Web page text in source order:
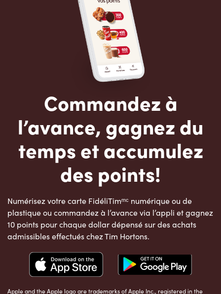
Commandez à
l’avance, gagnez du
temps et accumulez
des points!
Numérisez votre carte FidéliTimᵐᶜ numérique ou de
plastique ou commandez à l’avance via l’appli et gagnez
10 points pour chaque dollar dépensé sur des achats
admissibles effectués chez Tim Hortons.
Apple and the Apple logo are trademarks of Apple Inc., registered in the